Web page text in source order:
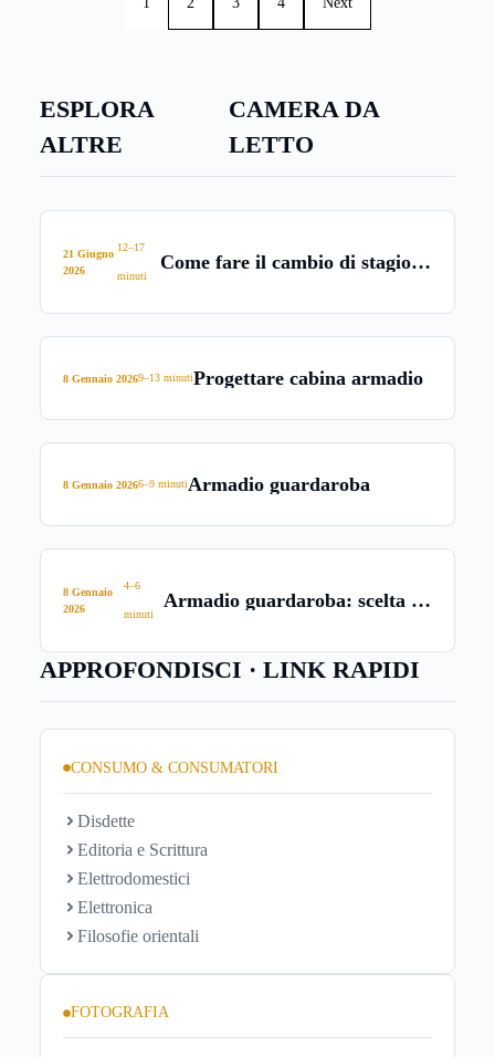
l'elemento che ci accoglie per almeno otto ore al giorno e
scelto con la massima cura.
ESPLORA
ALTRE
CAMERA DA
LETTO
21 Giugno
2026
12–17
minuti
Come fare il cambio di stagione
8 Gennaio 20269–13 minutiProgettare cabina armadio
8 Gennaio 20266–9 minutiArmadio guardaroba
8 Gennaio
2026
4–6
minuti
Armadio guardaroba: scelta e
APPROFONDISCI · LINK RAPIDI
CONSUMO & CONSUMATORI
Disdette
Editoria e Scrittura
Elettrodomestici
Elettronica
Filosofie orientali
FOTOGRAFIA